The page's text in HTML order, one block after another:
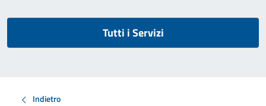
Tutti i Servizi
Indietro